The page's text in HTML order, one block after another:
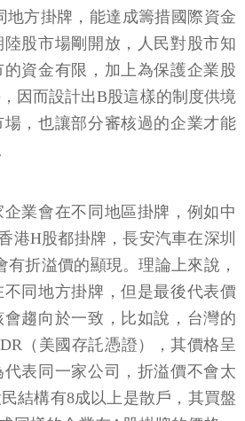
地方掛牌，能達成籌措國際資金
股市場剛開放，人民對股市知
資金有限，加上為保護企業股
因而設計出B股這樣的制度供境
，也讓部分審核過的企業才能
業會在不同地區掛牌，例如中
港H股都掛牌，長安汽車在深圳
折溢價的顯現。理論上來說，
同地方掛牌，但是最後代表價
趨向於一致，比如說，台灣的
（美國存託憑證），其價格呈
表同一家公司，折溢價不會太
結構有8成以上是散戶，其買盤